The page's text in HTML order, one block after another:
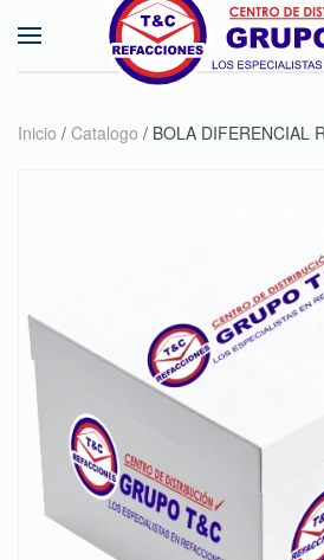
Skip to main content
Inicio / Catalogo / BOLA DIFERENCIAL